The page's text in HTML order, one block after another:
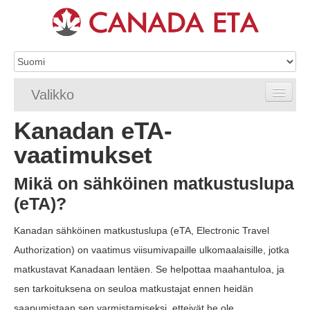
Valikko
Etusivu
eTA-hakemus
eTA-vaatimukset
eTA-resurssit
Kanadan eTA-
vaatimukset
Mikä on sähköinen matkustuslupa
(eTA)?
Kanadan sähköinen matkustuslupa (eTA, Electronic Travel
Authorization) on vaatimus viisumivapaille ulkomaalaisille, jotka
matkustavat Kanadaan lentäen. Se helpottaa maahantuloa, ja
sen tarkoituksena on seuloa matkustajat ennen heidän